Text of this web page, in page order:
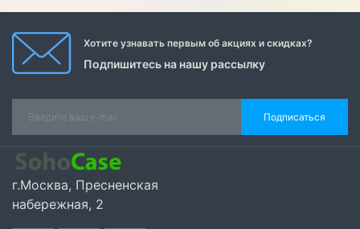
Хотите узнавать первым об акциях и скидках?
Подпишитесь на нашу рассылку
Подписаться
г.Москва, Пресненская
набережная, 2